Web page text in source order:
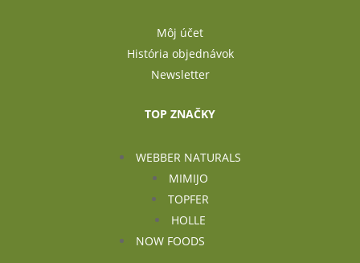
Môj účet
História objednávok
Newsletter
TOP ZNAČKY
WEBBER NATURALS
MIMIJO
TOPFER
HOLLE
NOW FOODS